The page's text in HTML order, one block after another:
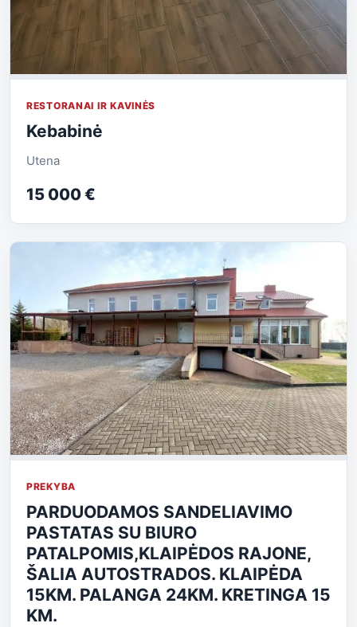
RESTORANAI IR KAVINĖS
Kebabinė
Utena
15 000 €
PREKYBA
PARDUODAMOS SANDELIAVIMO
PASTATAS SU BIURO
PATALPOMIS,KLAIPĖDOS RAJONE,
ŠALIA AUTOSTRADOS. KLAIPĖDA
15KM. PALANGA 24KM. KRETINGA 15
KM.